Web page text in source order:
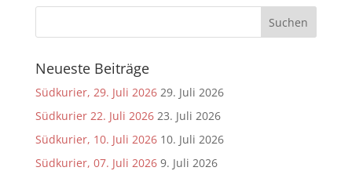
Neueste Beiträge
Südkurier, 29. Juli 2026 29. Juli 2026
Südkurier 22. Juli 2026 23. Juli 2026
Südkurier, 10. Juli 2026 10. Juli 2026
Südkurier, 07. Juli 2026 9. Juli 2026